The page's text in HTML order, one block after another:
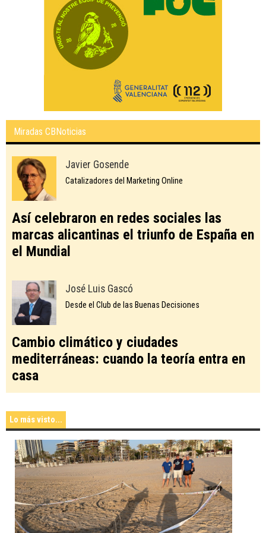
Miradas CBNoticias
Javier Gosende
Catalizadores del Marketing Online
Así celebraron en redes sociales las
marcas alicantinas el triunfo de España en
el Mundial
José Luis Gascó
Desde el Club de las Buenas Decisiones
Cambio climático y ciudades
mediterráneas: cuando la teoría entra en
casa
Lo más visto...